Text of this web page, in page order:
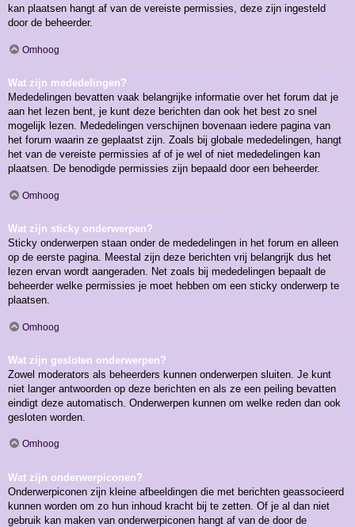
kan plaatsen hangt af van de vereiste permissies, deze zijn ingesteld
door de beheerder.
Omhoog
Wat zijn mededelingen?
Mededelingen bevatten vaak belangrijke informatie over het forum dat je
aan het lezen bent, je kunt deze berichten dan ook het best zo snel
mogelijk lezen. Mededelingen verschijnen bovenaan iedere pagina van
het forum waarin ze geplaatst zijn. Zoals bij globale mededelingen, hangt
het van de vereiste permissies af of je wel of niet mededelingen kan
plaatsen. De benodigde permissies zijn bepaald door een beheerder.
Omhoog
Wat zijn sticky onderwerpen?
Sticky onderwerpen staan onder de mededelingen in het forum en alleen
op de eerste pagina. Meestal zijn deze berichten vrij belangrijk dus het
lezen ervan wordt aangeraden. Net zoals bij mededelingen bepaalt de
beheerder welke permissies je moet hebben om een sticky onderwerp te
plaatsen.
Omhoog
Wat zijn gesloten onderwerpen?
Zowel moderators als beheerders kunnen onderwerpen sluiten. Je kunt
niet langer antwoorden op deze berichten en als ze een peiling bevatten
eindigt deze automatisch. Onderwerpen kunnen om welke reden dan ook
gesloten worden.
Omhoog
Wat zijn onderwerpiconen?
Onderwerpiconen zijn kleine afbeeldingen die met berichten geassocieerd
kunnen worden om zo hun inhoud kracht bij te zetten. Of je al dan niet
gebruik kan maken van onderwerpiconen hangt af van de door de